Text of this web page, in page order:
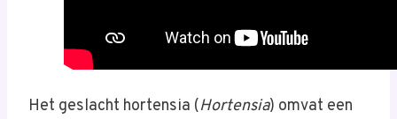
Het geslacht hortensia (Hortensia) omvat een